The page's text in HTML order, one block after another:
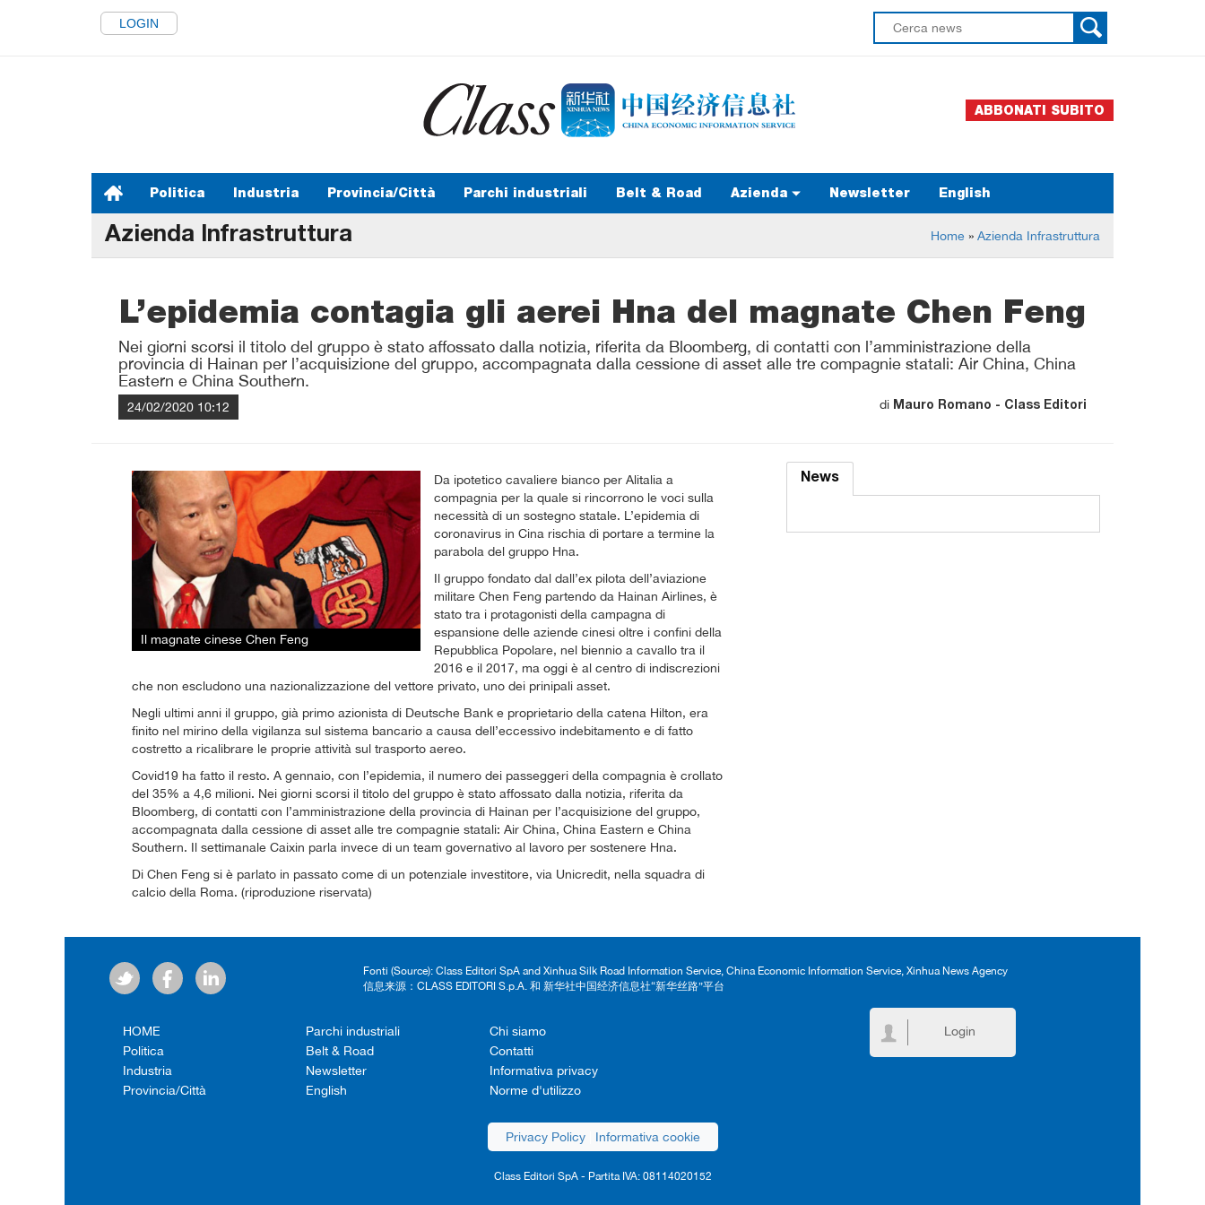
LOGIN
ABBONATI SUBITO
Politica Industria Provincia/Città Parchi industriali Belt & Road Azienda Newsletter English
Azienda Infrastruttura Home » Azienda Infrastruttura
L’epidemia contagia gli aerei Hna del magnate Chen Feng
Nei giorni scorsi il titolo del gruppo è stato affossato dalla notizia, riferita da Bloomberg, di contatti con l’amministrazione della
provincia di Hainan per l’acquisizione del gruppo, accompagnata dalla cessione di asset alle tre compagnie statali: Air China, China
Eastern e China Southern.
24/02/2020 10:12 di Mauro Romano - Class Editori
Il magnate cinese Chen Feng
Da ipotetico cavaliere bianco per Alitalia a
compagnia per la quale si rincorrono le voci sulla
necessità di un sostegno statale. L’epidemia di
coronavirus in Cina rischia di portare a termine la
parabola del gruppo Hna.
Il gruppo fondato dal dall’ex pilota dell’aviazione
militare Chen Feng partendo da Hainan Airlines, è
stato tra i protagonisti della campagna di
espansione delle aziende cinesi oltre i confini della
Repubblica Popolare, nel biennio a cavallo tra il
2016 e il 2017, ma oggi è al centro di indiscrezioni
che non escludono una nazionalizzazione del vettore privato, uno dei prinipali asset.
Negli ultimi anni il gruppo, già primo azionista di Deutsche Bank e proprietario della catena Hilton, era
finito nel mirino della vigilanza sul sistema bancario a causa dell’eccessivo indebitamento e di fatto
costretto a ricalibrare le proprie attività sul trasporto aereo.
Covid19 ha fatto il resto. A gennaio, con l’epidemia, il numero dei passeggeri della compagnia è crollato
del 35% a 4,6 milioni. Nei giorni scorsi il titolo del gruppo è stato affossato dalla notizia, riferita da
Bloomberg, di contatti con l’amministrazione della provincia di Hainan per l’acquisizione del gruppo,
accompagnata dalla cessione di asset alle tre compagnie statali: Air China, China Eastern e China
Southern. Il settimanale Caixin parla invece di un team governativo al lavoro per sostenere Hna.
Di Chen Feng si è parlato in passato come di un potenziale investitore, via Unicredit, nella squadra di
calcio della Roma. (riproduzione riservata)
News
Fonti (Source): Class Editori SpA and Xinhua Silk Road Information Service, China Economic Information Service, Xinhua News Agency
信息来源：CLASS EDITORI S.p.A. 和 新华社中国经济信息社“新华丝路”平台
HOME
Politica
Industria
Provincia/Città
Parchi industriali
Belt & Road
Newsletter
English
Chi siamo
Contatti
Informativa privacy
Norme d'utilizzo
Login
Privacy Policy| Informativa cookie
Class Editori SpA - Partita IVA: 08114020152